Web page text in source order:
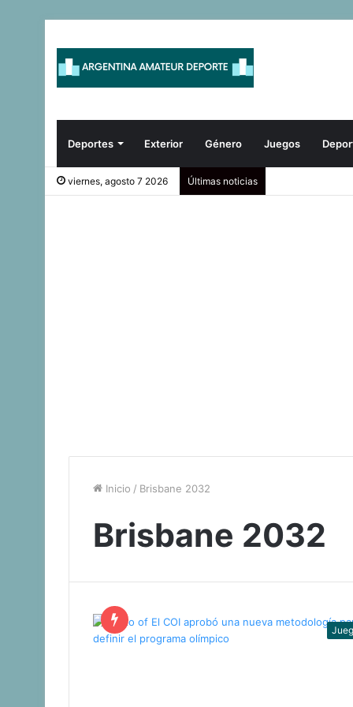
Deportes Exterior Género Juegos
viernes, agosto 7 2026 Últimas noticias
Inicio / Brisbane 2032
Brisbane 2032